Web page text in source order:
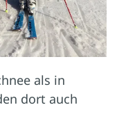
als in
dort auch